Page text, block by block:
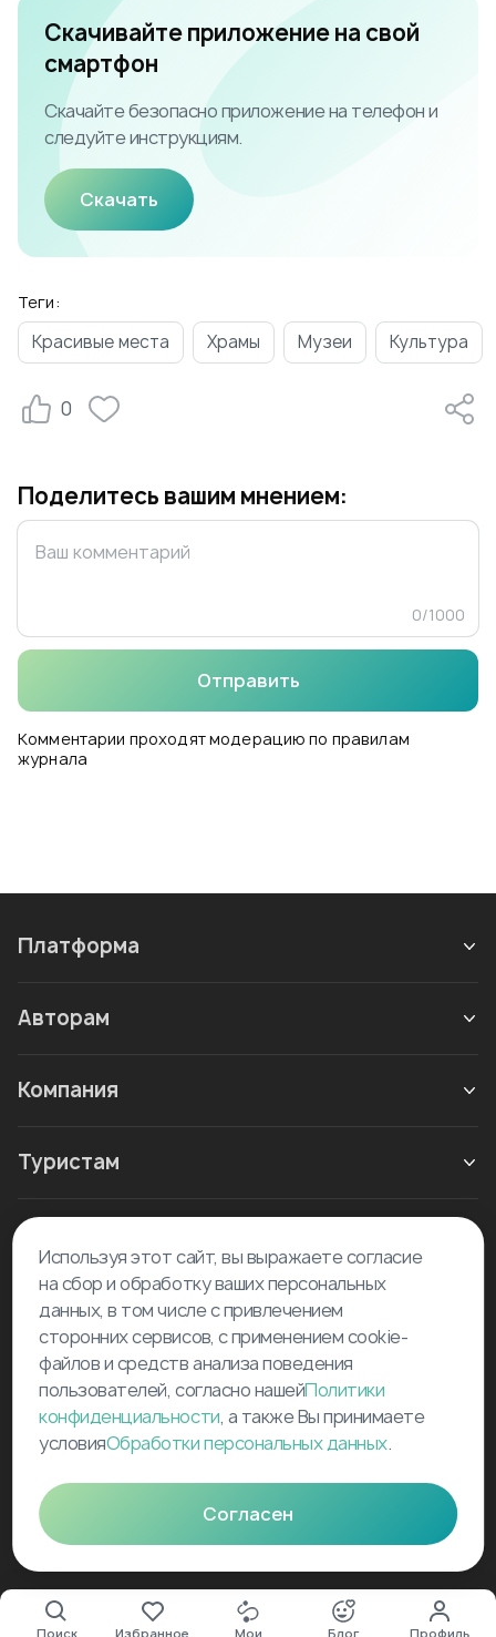
Поиск Избранное Мои Блог Профиль
Скачивайте приложение на свой
смартфон
Скачайте безопасно приложение на телефон и
следуйте инструкциям.
Скачать
Теги:
Красивые места Храмы Музеи Культура
0
Поделитесь вашим мнением:
0/1000
Комментарии проходят модерацию по правилам
журнала
Отправить
Платформа
Авторам
Компания
Туристам
Новое в блоге
©2026Tourselfer
support@tourselfer.com
Карта сайта
Используя этот сайт, вы выражаете согласие
на сбор и обработку ваших персональных
данных, в том числе с привлечением
сторонних сервисов, с применением cookie-
файлов и средств анализа поведения
пользователей, согласно нашейПолитики
конфиденциальности, а также Вы принимаете
условияОбработки персональных данных.
Согласен